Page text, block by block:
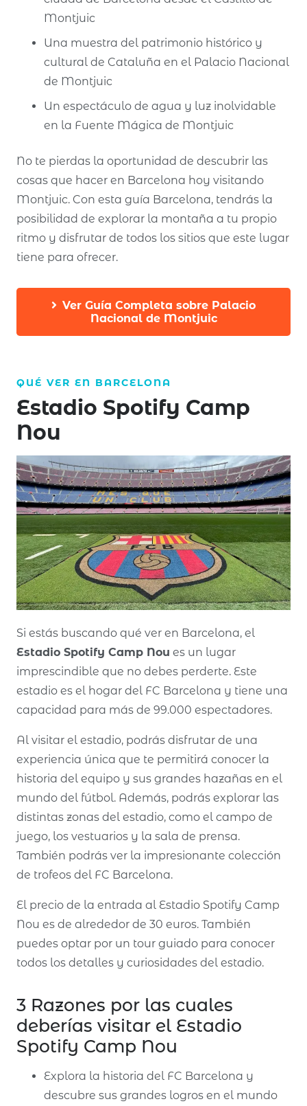
Montjuic
Una muestra del patrimonio histórico y
cultural de Cataluña en el Palacio Nacional
de Montjuic
Un espectáculo de agua y luz inolvidable
en la Fuente Mágica de Montjuic
No te pierdas la oportunidad de descubrir las
cosas que hacer en Barcelona hoy visitando
Montjuic. Con esta guía Barcelona, tendrás la
posibilidad de explorar la montaña a tu propio
ritmo y disfrutar de todos los sitios que este lugar
tiene para ofrecer.
Ver Guía Completa sobre Palacio
Nacional de Montjuic
QUÉ VER EN BARCELONA
Estadio Spotify Camp
Nou
Si estás buscando qué ver en Barcelona, el
Estadio Spotify Camp Nou es un lugar
imprescindible que no debes perderte. Este
estadio es el hogar del FC Barcelona y tiene una
capacidad para más de 99.000 espectadores.
Al visitar el estadio, podrás disfrutar de una
experiencia única que te permitirá conocer la
historia del equipo y sus grandes hazañas en el
mundo del fútbol. Además, podrás explorar las
distintas zonas del estadio, como el campo de
juego, los vestuarios y la sala de prensa.
También podrás ver la impresionante colección
de trofeos del FC Barcelona.
El precio de la entrada al Estadio Spotify Camp
Nou es de alrededor de 30 euros. También
puedes optar por un tour guiado para conocer
todos los detalles y curiosidades del estadio.
3 Razones por las cuales
deberías visitar el Estadio
Spotify Camp Nou
Explora la historia del FC Barcelona y
descubre sus grandes logros en el mundo